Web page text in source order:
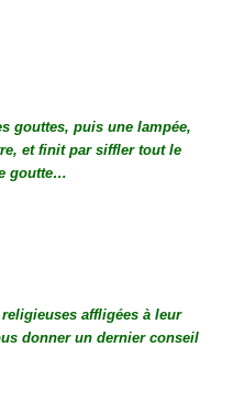
gouttes, puis une lampée,
et finit par siffler tout le
goutte…
affligées à leur
donner un dernier conseil